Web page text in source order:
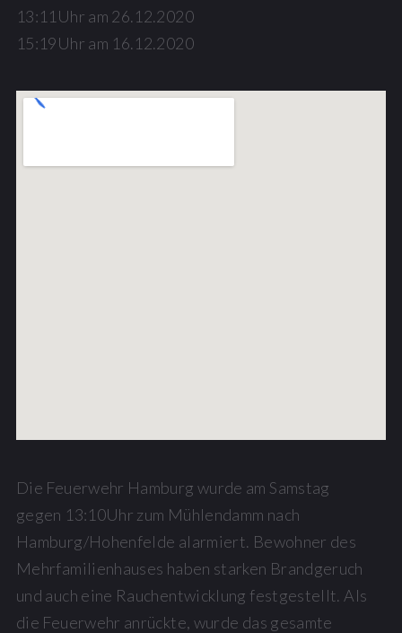
13:11Uhr am 26.12.2020
15:19Uhr am 16.12.2020
Die Feuerwehr Hamburg wurde am Samstag
gegen 13:10Uhr zum Mühlendamm nach
Hamburg/Hohenfelde alarmiert. Bewohner des
Mehrfamilienhauses haben starken Brandgeruch
und auch eine Rauchentwicklung festgestellt. Als
die Feuerwehr anrückte, wurde das gesamte